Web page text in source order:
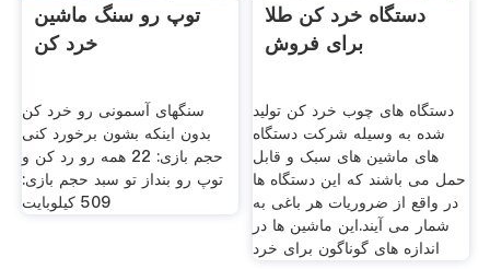
توپ رو سنگ ماشین
خرد کن
سنگهای آسمونی رو خرد کن
بدون اینکه بشون برخورد کنی
حجم بازی: 22 همه رو رد کن و
توپ رو بنداز تو سبد حجم بازی:
509 کیلوبایت
دستگاه خرد کن طلا
برای فروش
دستگاه های چوب خرد کن تولید
شده به وسیله شرکت دستگاه
های ماشین های سبک و قابل
حمل می باشند که این دستگاه ها
در واقع از ضروریات هر باغی به
شمار می آیند.این ماشین ها در
اندازه های گوناگون برای خرد